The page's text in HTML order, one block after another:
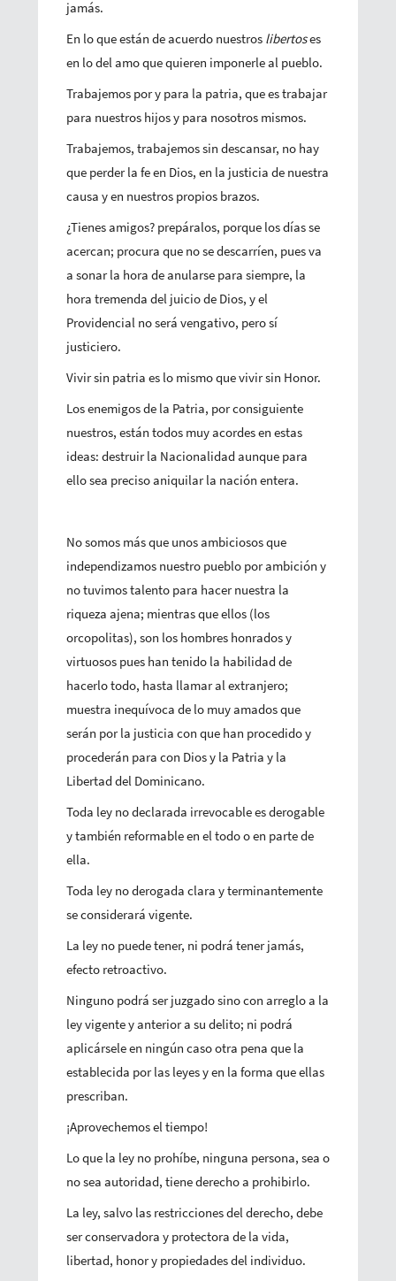
jamás.
En lo que están de acuerdo nuestros libertoses
en lo del amo que quieren imponerle al pueblo.
Trabajemos por y para la patria, que es trabajar
para nuestros hijos y para nosotros mismos.
Trabajemos, trabajemos sin descansar, no hay
que perder la fe en Dios, en la justicia de nuestra
causa y en nuestros propios brazos.
¿Tienes amigos? prepáralos, porque los días se
acercan; procura que no se descarríen, pues va
a sonar la hora de anularse para siempre, la
hora tremenda del juicio de Dios, y el
Providencial no será vengativo, pero sí
justiciero.
Vivir sin patria es lo mismo que vivir sin Honor.
Los enemigos de la Patria, por consiguiente
nuestros, están todos muy acordes en estas
ideas: destruir la Nacionalidad aunque para
ello sea preciso aniquilar la nación entera.
No somos más que unos ambiciosos que
independizamos nuestro pueblo por ambición y
no tuvimos talento para hacer nuestra la
riqueza ajena; mientras que ellos (los
orcopolitas), son los hombres honrados y
virtuosos pues han tenido la habilidad de
hacerlo todo, hasta llamar al extranjero;
muestra inequívoca de lo muy amados que
serán por la justicia con que han procedido y
procederán para con Dios y la Patria y la
Libertad del Dominicano.
Toda ley no declarada irrevocable es derogable
y también reformable en el todo o en parte de
ella.
Toda ley no derogada clara y terminantemente
se considerará vigente.
La ley no puede tener, ni podrá tener jamás,
efecto retroactivo.
Ninguno podrá ser juzgado sino con arreglo a la
ley vigente y anterior a su delito; ni podrá
aplicársele en ningún caso otra pena que la
establecida por las leyes y en la forma que ellas
prescriban.
¡Aprovechemos el tiempo!
Lo que la ley no prohíbe, ninguna persona, sea o
no sea autoridad, tiene derecho a prohibirlo.
La ley, salvo las restricciones del derecho, debe
ser conservadora y protectora de la vida,
libertad, honor y propiedades del individuo.